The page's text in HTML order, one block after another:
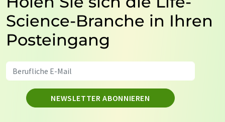
Science-Branche in Ihren
Posteingang
NEWSLETTER ABONNIEREN